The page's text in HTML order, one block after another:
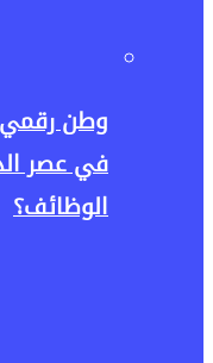
وطن
في عصر
الوظائف؟